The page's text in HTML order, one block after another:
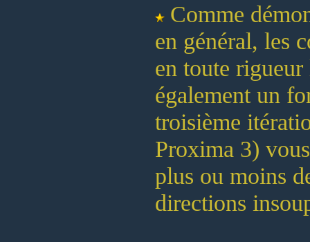
Comme
en général, les
en toute rigueur
également un
troisième
Proxima 3)
plus ou moins
directions